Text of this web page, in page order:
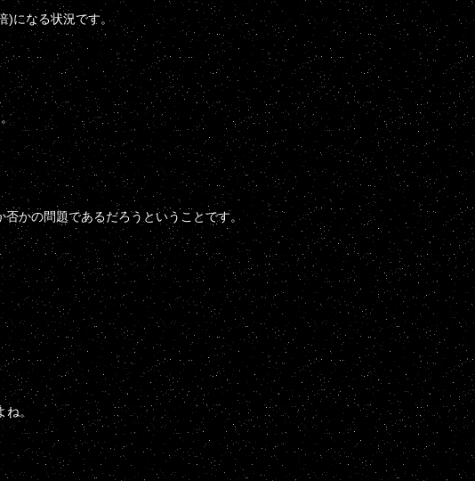
)になる状況です。
かの問題であるだろうということです。
ね。